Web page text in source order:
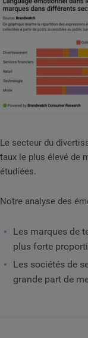
Le secteur du
taux le plus élevé de
étudiées.
Notre analyse des
Les marques de
plus forte
Les sociétés de
grande part de